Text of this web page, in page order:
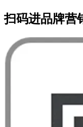
扫码进品牌营